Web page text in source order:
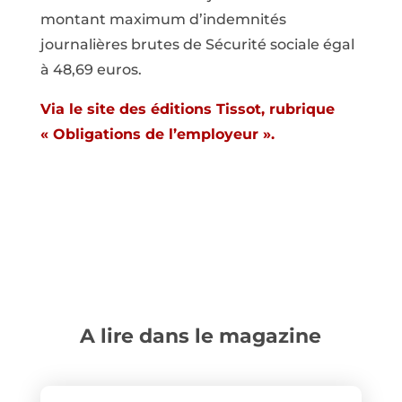
montant maximum d’indemnités
journalières brutes de Sécurité sociale égal
à 48,69 euros.
Via le site des éditions Tissot, rubrique
« Obligations de l’employeur ».
A lire dans le magazine